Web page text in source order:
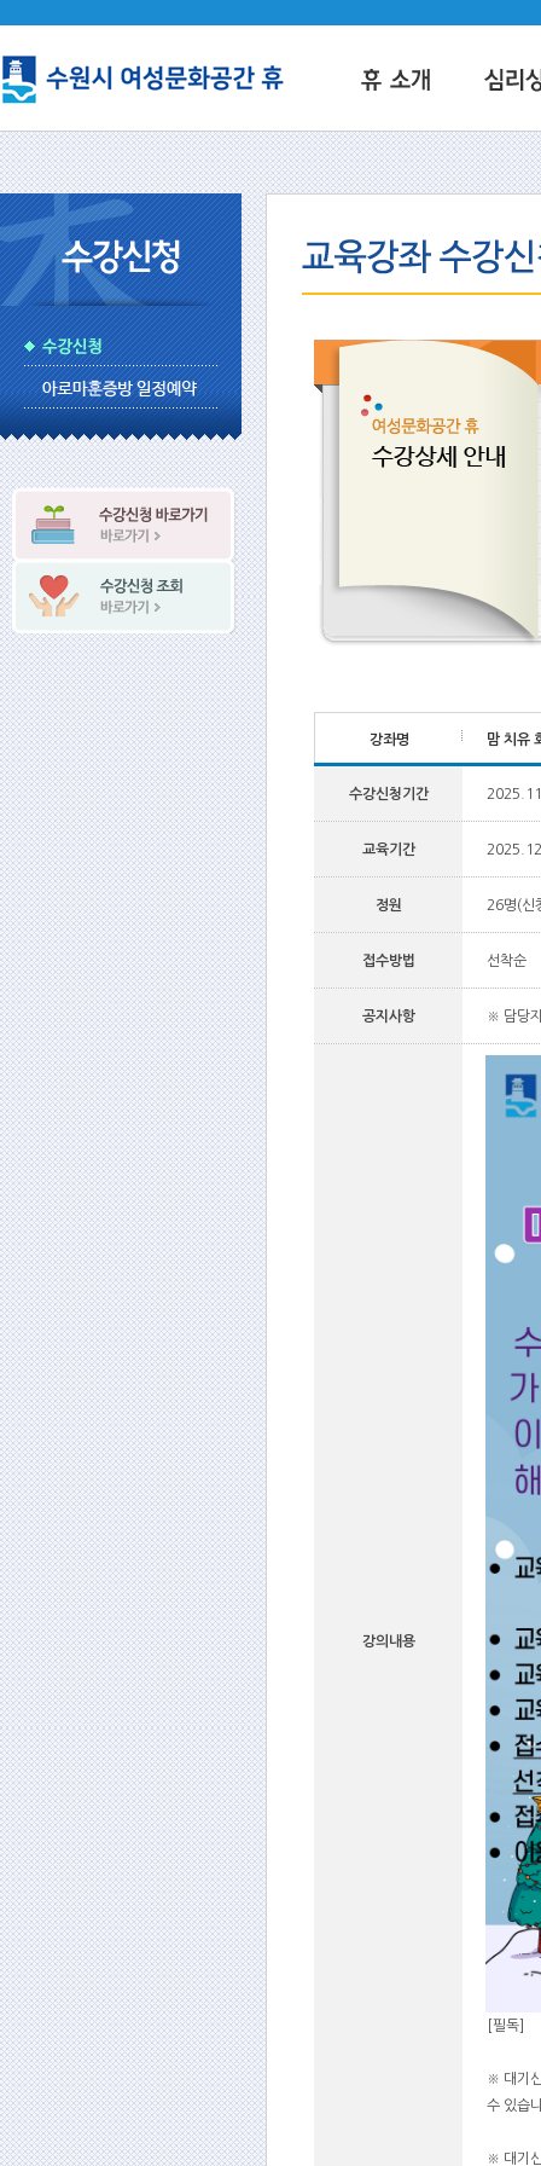
강좌명 맘 치유
수강신청기간
교육기간
정원 26명(신
접수방법 선착순
공지사항 ※ 담당
강의내용
[필독]
※ 대기
수 있습
※ 대기